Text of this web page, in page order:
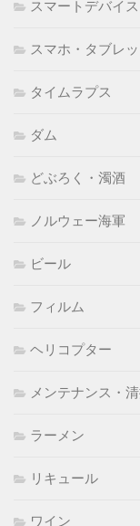
スマートデバイス
スマホ・タブレッ
タイムラプス
ダム
どぶろく・濁酒
ノルウェー海軍
ビール
フィルム
ヘリコプター
メンテナンス・
ラーメン
リキュール
ワイン